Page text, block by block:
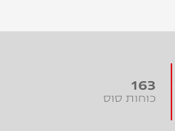
163
כוחות סוס